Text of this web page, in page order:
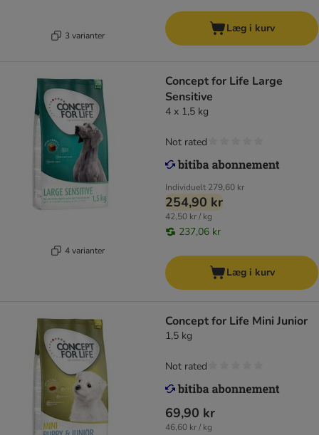
3 varianter
Læg i kurv
4 varianter
Concept for Life Large
Sensitive
4 x 1,5 kg
Individuelt 279,60 kr
254,90 kr
42,50 kr / kg
237,06 kr
Not rated
Læg i kurv
Concept for Life Mini Junior
1,5 kg
69,90 kr
46,60 kr / kg
Not rated